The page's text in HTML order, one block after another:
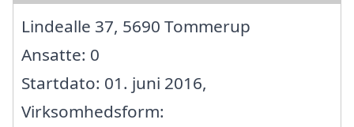
Lindealle 37, 5690 Tommerup
Ansatte: 0
Startdato: 01. juni 2016,
Virksomhedsform: